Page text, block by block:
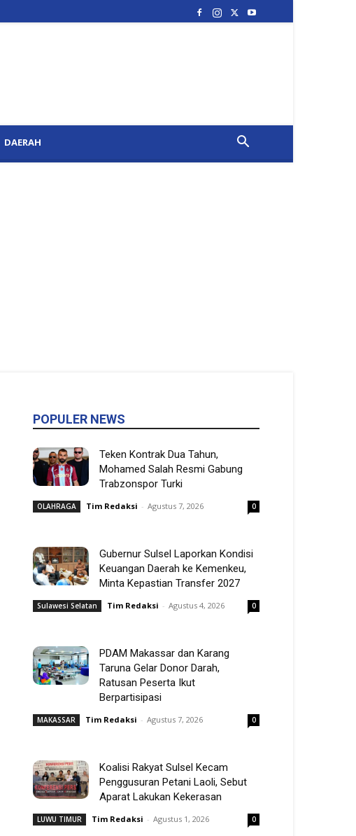
DAERAH
POPULER NEWS
Teken Kontrak Dua Tahun,
Mohamed Salah Resmi Gabung
Trabzonspor Turki
OLAHRAGA Tim Redaksi - Agustus 7, 2026 0
Gubernur Sulsel Laporkan Kondisi
Keuangan Daerah ke Kemenkeu,
Minta Kepastian Transfer 2027
Sulawesi Selatan Tim Redaksi - Agustus 4, 2026 0
PDAM Makassar dan Karang
Taruna Gelar Donor Darah,
Ratusan Peserta Ikut
Berpartisipasi
MAKASSAR Tim Redaksi - Agustus 7, 2026 0
Koalisi Rakyat Sulsel Kecam
Penggusuran Petani Laoli, Sebut
Aparat Lakukan Kekerasan
LUWU TIMUR Tim Redaksi - Agustus 1, 2026 0